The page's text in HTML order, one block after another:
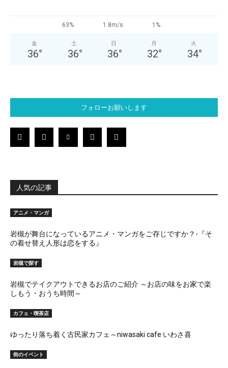
63% 1.8m/s 1%
金
36°
土
36°
日
36°
月
32°
火
34°
フォローお願いします
人気の記事
アニメ・マンガ
岩槻が舞台になっているアニメ・マンガをご存じですか？-『そ
の着せ替え人形は恋をする』
岩槻で探す
岩槻でテイクアウトできるお店のご紹介 ～お店の味をお家で楽
しもう・おうち時間～
カフェ・喫茶店
ゆったり落ち着く古民家カフェ～niwasaki cafe いわさ喜
街のイベント